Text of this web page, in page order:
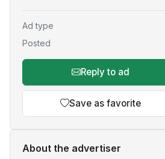
Ad type
Posted
Reply to ad
Save as favorite
About the advertiser